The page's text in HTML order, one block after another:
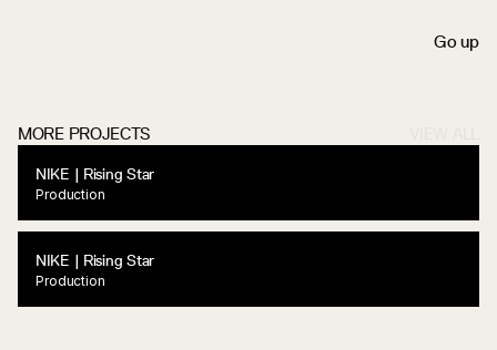
Go up
MORE PROJECTS
NIKE | Rising Star
Production
NIKE | Rising Star
Production